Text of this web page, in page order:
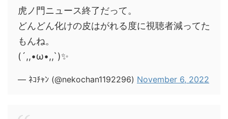
虎ノ門ニュース終了だって。
どんどん化けの皮はがれる度に視聴者減ってた
もんね。
(´,,•ω•,,`)✨
— ﾈｺﾁｬﾝ (@nekochan1192296) November 6, 2022